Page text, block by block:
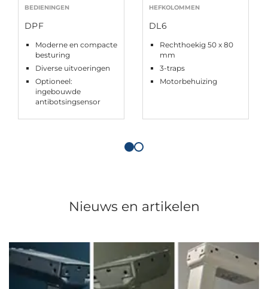
BEDIENINGEN
DPF
Moderne en compacte
besturing
Diverse uitvoeringen
Optioneel:
ingebouwde
antibotsingsensor
HEFKOLOMMEN
DL6
Rechthoekig 50 x 80
mm
3-traps
Motorbehuizing
Nieuws en artikelen